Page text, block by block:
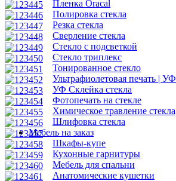
Пленка Oracal
Полировка стекла
Резка стекла
Сверление стекла
Стекло с подсветкой
Стекло триплекс
Тонированное стекло
Ультрафиолетовая печать | УФ
УФ Склейка стекла
Фотопечать на стекле
Химическое травление стекла
Шлифовка стекла
Мебель на заказ
Шкафы-купе
Кухонные гарнитуры
Мебель для спальни
Анатомические кушетки